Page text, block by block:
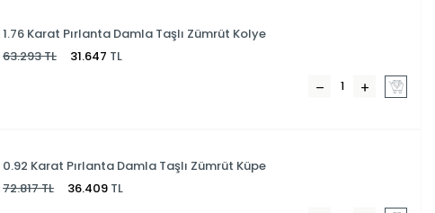
1.76 Karat Pırlanta Damla Taşlı Zümrüt Kolye
63.293TL 31.647 TL
0.92 Karat Pırlanta Damla Taşlı Zümrüt Küpe
72.817TL 36.409 TL